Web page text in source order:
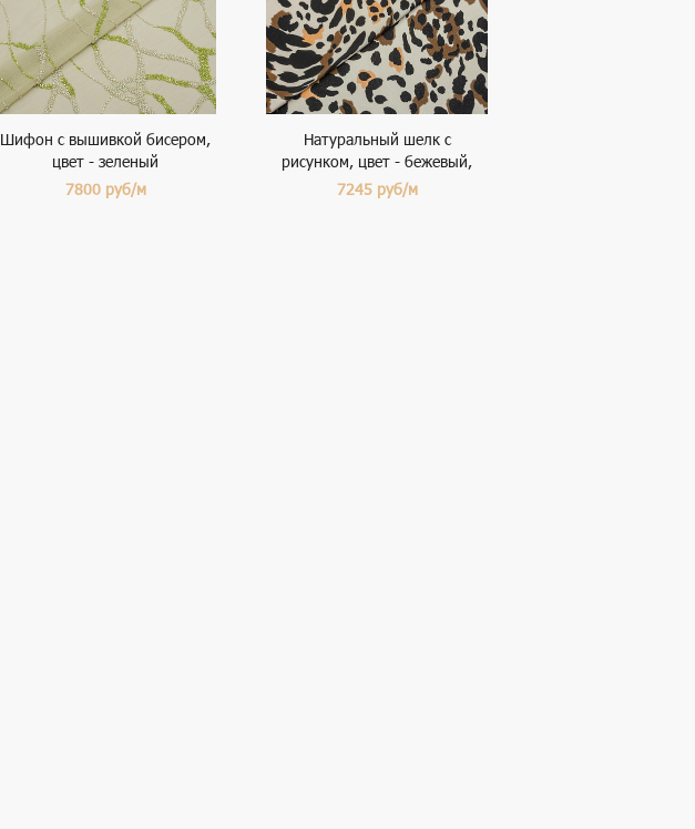
Шифон с вышивкой бисером,
цвет - зеленый
7800 руб/м
Натуральный шелк с
рисунком, цвет - бежевый,
коричневый, черный,
оранжевый
7245 руб/м